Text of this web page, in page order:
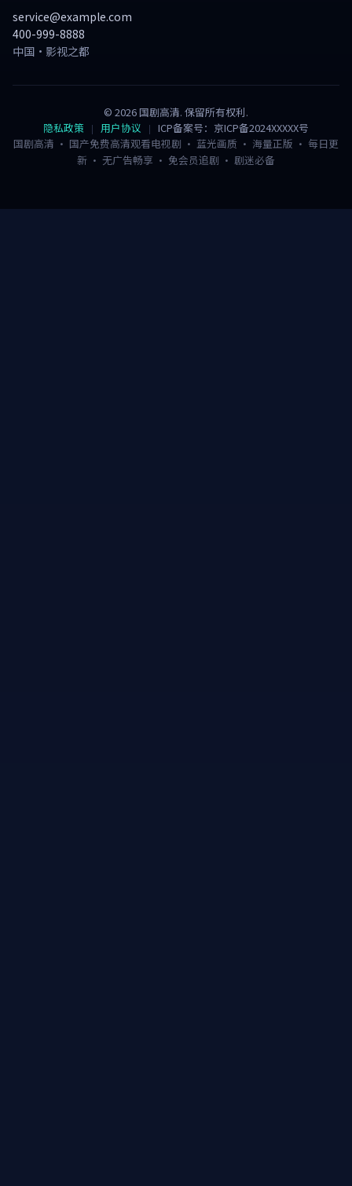
service@example.com
400-999-8888
中国·影视之都
© 2026国剧高清. 保留所有权利.
隐私政策
用户协议
ICP备案号：京ICP备2024XXXXX号
国剧高清 · 国产免费高清观看电视剧 · 蓝光画质 · 海量正版 · 每日更
新 · 无广告畅享 · 免会员追剧 · 剧迷必备